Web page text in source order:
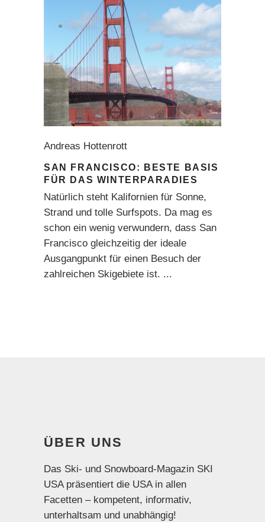
Andreas Hottenrott
SAN FRANCISCO: BESTE BASIS
FÜR DAS WINTERPARADIES
Natürlich steht Kalifornien für Sonne,
Strand und tolle Surfspots. Da mag es
schon ein wenig verwundern, dass San
Francisco gleichzeitig der ideale
Ausgangpunkt für einen Besuch der
zahlreichen Skigebiete ist.
ÜBER UNS
Das Ski- und Snowboard-Magazin SKI
USA präsentiert die USA in allen
Facetten – kompetent, informativ,
unterhaltsam und unabhängig!